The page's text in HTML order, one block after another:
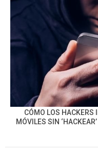
CÓMO LOS HACKERS
MÓVILES SIN